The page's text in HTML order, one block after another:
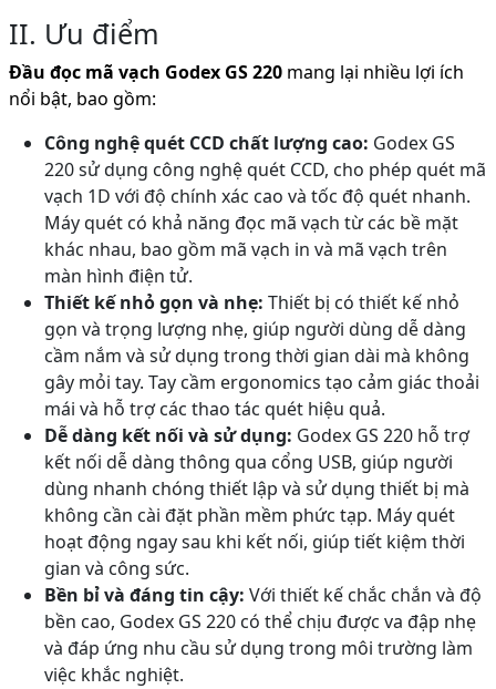
II. Ưu điểm
Đầu đọc mã vạch Godex GS 220 mang lại nhiều lợi ích
nổi bật, bao gồm:
Công nghệ quét CCD chất lượng cao: Godex GS
220 sử dụng công nghệ quét CCD, cho phép quét mã
vạch 1D với độ chính xác cao và tốc độ quét nhanh.
Máy quét có khả năng đọc mã vạch từ các bề mặt
khác nhau, bao gồm mã vạch in và mã vạch trên
màn hình điện tử.
Thiết kế nhỏ gọn và nhẹ: Thiết bị có thiết kế nhỏ
gọn và trọng lượng nhẹ, giúp người dùng dễ dàng
cầm nắm và sử dụng trong thời gian dài mà không
gây mỏi tay. Tay cầm ergonomics tạo cảm giác thoải
mái và hỗ trợ các thao tác quét hiệu quả.
Dễ dàng kết nối và sử dụng: Godex GS 220 hỗ trợ
kết nối dễ dàng thông qua cổng USB, giúp người
dùng nhanh chóng thiết lập và sử dụng thiết bị mà
không cần cài đặt phần mềm phức tạp. Máy quét
hoạt động ngay sau khi kết nối, giúp tiết kiệm thời
gian và công sức.
Bền bỉ và đáng tin cậy: Với thiết kế chắc chắn và độ
bền cao, Godex GS 220 có thể chịu được va đập nhẹ
và đáp ứng nhu cầu sử dụng trong môi trường làm
việc khắc nghiệt.